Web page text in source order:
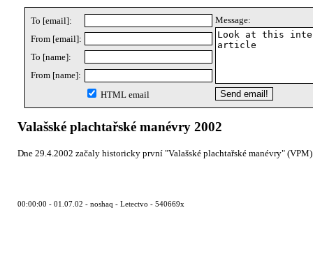
To [email]:
Message:
From [email]:
To [name]:
From [name]:
HTML email
Valašské plachtařské manévry 2002
Dne 29.4.2002 začaly historicky první "Valašské plachtařské manévry"
00:00:00 - 01.07.02 - noshaq - Letectvo - 540669x